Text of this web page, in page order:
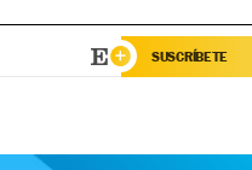
SUSCRÍBETE